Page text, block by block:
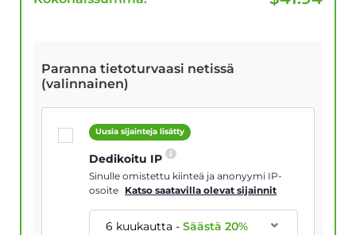
Paranna tietoturvaasi netissä
(valinnainen)
Uusia sijainteja lisätty
Dedikoitu IP
Sinulle omistettu kiinteä ja anonyymi IP-
osoite Katso saatavilla olevat sijainnit
6 kuukautta-Säästä20%